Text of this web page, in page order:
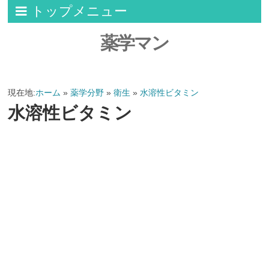
トップメニュー
薬学マン
現在地:ホーム »薬学分野 »衛生 »水溶性ビタミン
水溶性ビタミン